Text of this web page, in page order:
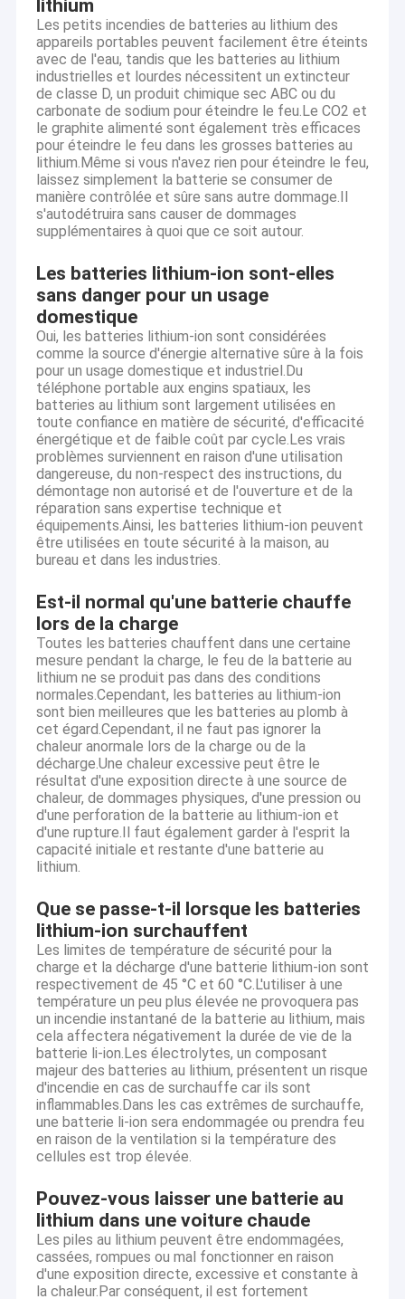
Visite d'usine
Contrôle de qualité
Contactez-nous
Nouvelles
Demandez une citation
batterie de polymère de Li de 3,7 v
Li Polymer Battery Pack
3,2 batterie de V Lifepo4
batterie cylindrique d'ion de Li
18650 paquets de batterie d'ion de lithium
3,7 batterie rechargeable de V 18650
Li Polymer Battery rechargeable
Paquet de batterie au lithium de 12 volts
Batterie au lithium d'OEM
Batterie au lithium Lifepo4
lithium
Les petits incendies de batteries au lithium des
appareils portables peuvent facilement être éteints
avec de l'eau, tandis que les batteries au lithium
industrielles et lourdes nécessitent un extincteur
de classe D, un produit chimique sec ABC ou du
carbonate de sodium pour éteindre le feu.Le CO2 et
le graphite alimenté sont également très efficaces
pour éteindre le feu dans les grosses batteries au
lithium.Même si vous n'avez rien pour éteindre le feu,
laissez simplement la batterie se consumer de
manière contrôlée et sûre sans autre dommage.Il
s'autodétruira sans causer de dommages
supplémentaires à quoi que ce soit autour.
Les batteries lithium-ion sont-elles
sans danger pour un usage
domestique
Oui, les batteries lithium-ion sont considérées
comme la source d'énergie alternative sûre à la fois
pour un usage domestique et industriel.Du
téléphone portable aux engins spatiaux, les
batteries au lithium sont largement utilisées en
toute confiance en matière de sécurité, d'efficacité
énergétique et de faible coût par cycle.Les vrais
problèmes surviennent en raison d'une utilisation
dangereuse, du non-respect des instructions, du
démontage non autorisé et de l'ouverture et de la
réparation sans expertise technique et
équipements.Ainsi, les batteries lithium-ion peuvent
être utilisées en toute sécurité à la maison, au
bureau et dans les industries.
Est-il normal qu'une batterie chauffe
lors de la charge
Toutes les batteries chauffent dans une certaine
mesure pendant la charge, le feu de la batterie au
lithium ne se produit pas dans des conditions
normales.Cependant, les batteries au lithium-ion
sont bien meilleures que les batteries au plomb à
cet égard.Cependant, il ne faut pas ignorer la
chaleur anormale lors de la charge ou de la
décharge.Une chaleur excessive peut être le
résultat d'une exposition directe à une source de
chaleur, de dommages physiques, d'une pression ou
d'une perforation de la batterie au lithium-ion et
d'une rupture.Il faut également garder à l'esprit la
capacité initiale et restante d'une batterie au
lithium.
Que se passe-t-il lorsque les batteries
lithium-ion surchauffent
Les limites de température de sécurité pour la
charge et la décharge d'une batterie lithium-ion sont
respectivement de 45 °C et 60 °C.L'utiliser à une
température un peu plus élevée ne provoquera pas
un incendie instantané de la batterie au lithium, mais
cela affectera négativement la durée de vie de la
batterie li-ion.Les électrolytes, un composant
majeur des batteries au lithium, présentent un risque
d'incendie en cas de surchauffe car ils sont
inflammables.Dans les cas extrêmes de surchauffe,
une batterie li-ion sera endommagée ou prendra feu
en raison de la ventilation si la température des
cellules est trop élevée.
Pouvez-vous laisser une batterie au
lithium dans une voiture chaude
Les piles au lithium peuvent être endommagées,
cassées, rompues ou mal fonctionner en raison
d'une exposition directe, excessive et constante à
la chaleur.Par conséquent, il est fortement
placé la voile. Depuis son établissement, la société avait adhéré
au concept de la « Co-création de valeur, partager de valeur »
comme aviron, et est devenue une véritables « batterie au
lithium et expert en matière d'application » autour de vous.
Développez et élevez et ayez un groupe de gestion et d'équipes
techniques qui sont engagées dans l'expérience d'industrie et
d'application de batterie au lithium. Tirer profit de l'emplacement
géographique supérieur des tailles commandantes du secteur de
production industrielle du delta de Pearl River ; produits
rentables de haute qualité ; services professionnels, complets et
méticuleux du marché ; et la gestion parfaite, le contrôle détaillé,
et une attitude chaude et réfléchie, la société est devenue un
bateau bien armé dans le bateau dur d'industrie.